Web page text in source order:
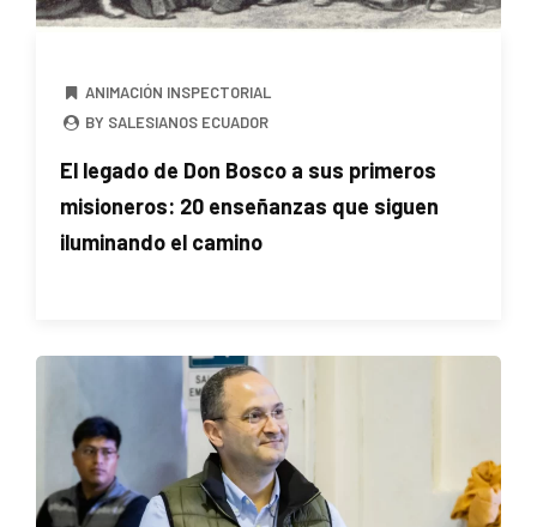
ANIMACIÓN INSPECTORIAL
BY SALESIANOS ECUADOR
El legado de Don Bosco a sus primeros
misioneros: 20 enseñanzas que siguen
iluminando el camino